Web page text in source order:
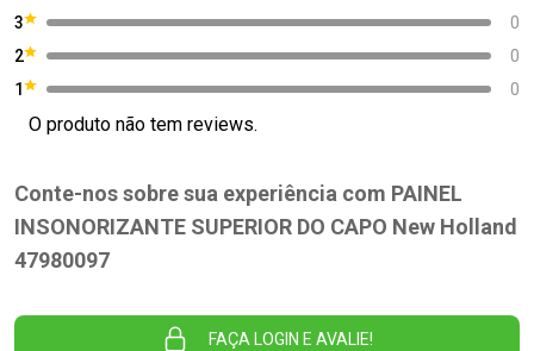
3
0
2
0
1
0
O produto não tem reviews.
Conte-nos sobre sua experiência com PAINEL
INSONORIZANTE SUPERIOR DO CAPO New Holland
47980097
FAÇA LOGIN E AVALIE!